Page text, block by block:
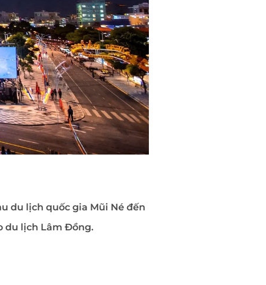
du lịch quốc gia Mũi Né đến
du lịch Lâm Đồng.